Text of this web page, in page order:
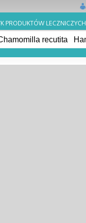
PRODUKTÓW LECZNICZYCH